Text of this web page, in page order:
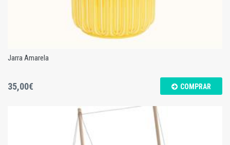
Jarra Amarela
35,00€ COMPRAR